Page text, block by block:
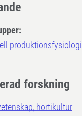
produktionsfysiologi
forskning
hortikultur